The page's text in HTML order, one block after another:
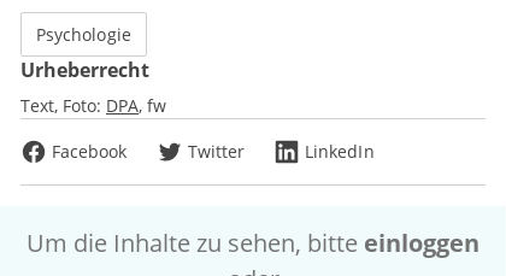
Psychologie
Urheberrecht
Text, Foto: DPA fw
Facebook
Twitter LinkedIn
Um die Inhalte zu sehen, bitte einloggen